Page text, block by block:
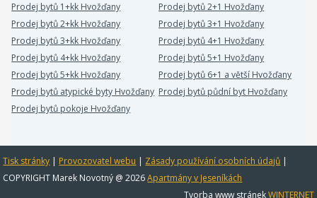
Prodej bytů 1+kk Hvožďany
Prodej bytů 2+1 Hvožďany
Prodej bytů 2+kk Hvožďany
Prodej bytů 3+1 Hvožďany
Prodej bytů 3+kk Hvožďany
Prodej bytů 4+1 Hvožďany
Prodej bytů 4+kk Hvožďany
Prodej bytů 5+1 Hvožďany
Prodej bytů 5+kk Hvožďany
Prodej bytů 6+1 a větší Hvožďany
Prodej bytů atypické byty Hvožďany Prodej bytů půdní byt Hvožďany
Prodej bytů pokoje Hvožďany
Tisk stránky | Provozovatel webu | Zásady používání osobních údajů |
COPYRIGHT Marek Novotný @ 2026Apartmány v Jeseníkách
Tvorba www stránekWINTERNET